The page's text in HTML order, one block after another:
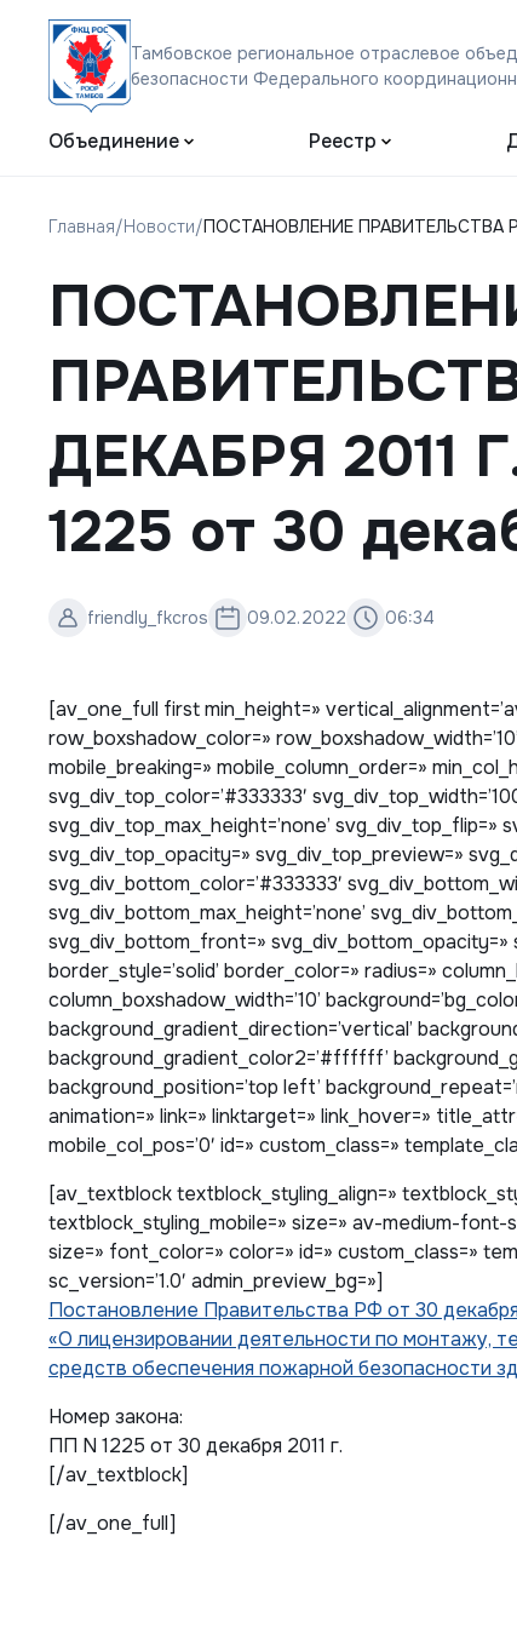
Тамбовское региональное отраслевое
безопасности Федерального
Объединение Реестр
Главная/Новости/ПОСТАНОВЛЕНИЕ ПРАВИТЕЛЬСТВА
ДЕКАБРЯ 2011
1225 от 30
friendly_fkcros 09.02.2022 06:34
[av_one_full first min_height=»
row_boxshadow_color=»
mobile_breaking=» mobile_column_order=»
svg_div_top_color=’#333333′
svg_div_top_max_height=’none’
svg_div_top_opacity=» svg_div_top_preview=»
svg_div_bottom_color=’#333333′
svg_div_bottom_max_height=’none’
svg_div_bottom_front=»
border_style=’solid’ border_color=» radius=»
column_boxshadow_width=’10’
background_gradient_direction=’vertical’
background_gradient_color2=’#ffffff’
background_position=’top left’
animation=» link=» linktarget=» link_hover=»
mobile_col_pos=’0′ id=» custom_class=»
[av_textblock textblock_styling_align=»
textblock_styling_mobile=» size=» av-medium-
size=» font_color=» color=» id=» custom_class=»
sc_version=’1.0′ admin_preview_bg=»]
Постановление Правительства РФ от 30 декабря
«О лицензировании деятельности по монтажу,
средств обеспечения пожарной безопасности
Номер закона:
ПП N 1225 от 30 декабря 2011 г.
[/av_textblock]
[/av_one_full]